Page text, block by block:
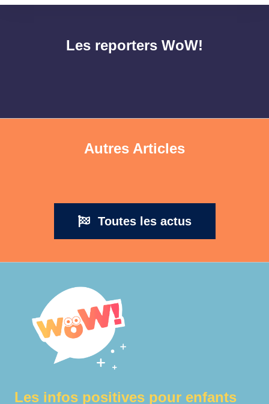
Les reporters WoW!
Autres Articles
Toutes les actus
Les infos positives pour enfants